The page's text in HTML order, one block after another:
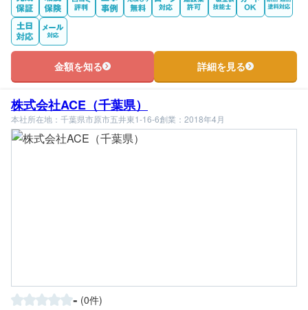
金額を知る 詳細を見る
株式会社ACE（千葉県）
本社所在地：千葉県市原市五井東1-16-6創業：2018年4月
- (0件)